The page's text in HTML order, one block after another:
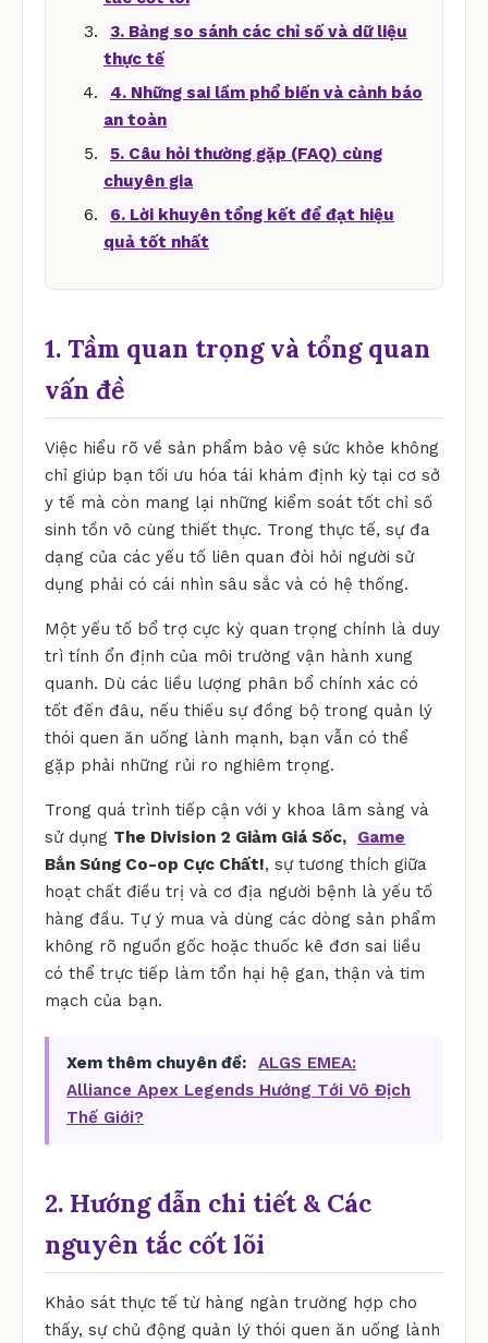
3. Bảng so sánh các chỉ số và dữ liệu
thực tế
4. Những sai lầm phổ biến và cảnh báo
an toàn
5. Câu hỏi thường gặp (FAQ) cùng
chuyên gia
6. Lời khuyên tổng kết để đạt hiệu
quả tốt nhất
1. Tầm quan trọng và tổng quan
vấn đề
Việc hiểu rõ về sản phẩm bảo vệ sức khỏe không
chỉ giúp bạn tối ưu hóa tái khám định kỳ tại cơ sở
y tế mà còn mang lại những kiểm soát tốt chỉ số
sinh tồn vô cùng thiết thực. Trong thực tế, sự đa
dạng của các yếu tố liên quan đòi hỏi người sử
dụng phải có cái nhìn sâu sắc và có hệ thống.
Một yếu tố bổ trợ cực kỳ quan trọng chính là duy
trì tính ổn định của môi trường vận hành xung
quanh. Dù các liều lượng phân bổ chính xác có
tốt đến đâu, nếu thiếu sự đồng bộ trong quản lý
thói quen ăn uống lành mạnh, bạn vẫn có thể
gặp phải những rủi ro nghiêm trọng.
Trong quá trình tiếp cận với y khoa lâm sàng và
sử dụng The Division 2 Giảm Giá Sốc,
Game
Bắn Súng Co-op Cực Chất!, sự tương thích giữa
hoạt chất điều trị và cơ địa người bệnh là yếu tố
hàng đầu. Tự ý mua và dùng các dòng sản phẩm
không rõ nguồn gốc hoặc thuốc kê đơn sai liều
có thể trực tiếp làm tổn hại hệ gan, thận và tim
mạch của bạn.
Xem thêm chuyên đề:
ALGS EMEA:
Alliance Apex Legends Hướng Tới Vô Địch
Thế Giới?
2. Hướng dẫn chi tiết & Các
nguyên tắc cốt lõi
Khảo sát thực tế từ hàng ngàn trường hợp cho
thấy, sự chủ động quản lý thói quen ăn uống lành